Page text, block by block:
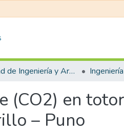
Facultad de Ingeniería y Arquitectura
(CO2) en
– Puno